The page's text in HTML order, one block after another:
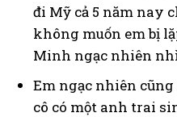
đi Mỹ cả 5 năm nay
không muốn em bị
Minh ngạc nhiên
Em ngạc nhiên
cô có một anh trai